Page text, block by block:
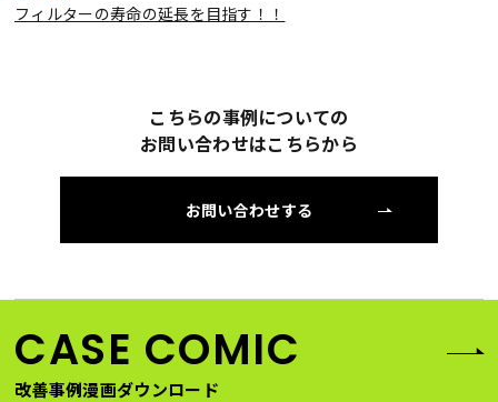
フィルターの寿命の延長を目指す！！
こちらの事例についての
お問い合わせはこちらから
お問い合わせする
CASE COMIC
改善事例漫画ダウンロード